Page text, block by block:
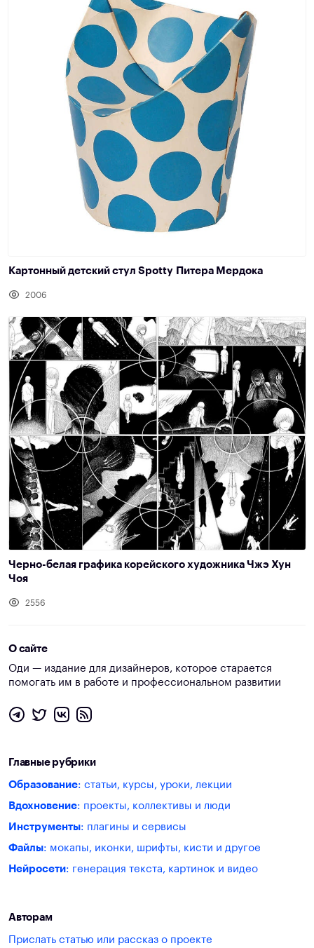
Картонный детский стул Spotty Питера Мердока
2006
Черно-белая графика корейского художника Чжэ Хун
Чоя
2556
О сайте
Оди — издание для дизайнеров, которое старается
помогать им в работе и профессиональном развитии
Главные рубрики
Образование: статьи, курсы, уроки, лекции
Вдохновение: проекты, коллективы и люди
Инструменты: плагины и сервисы
Файлы: мокапы, иконки, шрифты, кисти и другое
Нейросети: генерация текста, картинок и видео
Авторам
Прислать статью или рассказ о проекте